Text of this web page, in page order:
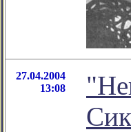
27.04.2004
13:08